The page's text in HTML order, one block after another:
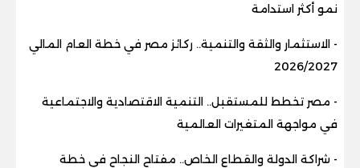
نمو أكثر استدامة
- الاستثمار والثقة والتنمية.. ركائز مصر في خطة العام المالي
2026/2027
- مصر تخطط للمستقبل.. التنمية الاقتصادية والاجتماعية
في مواجهة المتغيرات العالمية
- شراكة الدولة والقطاع الخاص.. مفتاح النجاح في خطة